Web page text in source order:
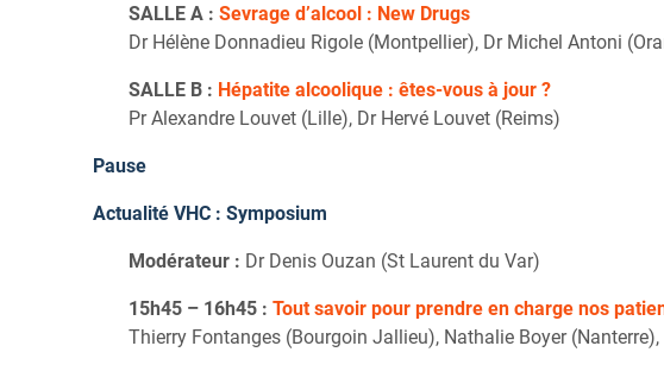
SALLE A : Sevrage d’alcool : New Drugs
Dr Hélène Donnadieu Rigole (Montpellier), Dr Michel Antoni
SALLE B : Hépatite alcoolique : êtes-vous à jour ?
Pr Alexandre Louvet (Lille), Dr Hervé Louvet (Reims)
Pause
Actualité VHC : Symposium
Modérateur : Dr Denis Ouzan (St Laurent du Var)
15h45 – 16h45 : Tout savoir pour prendre en charge nos
Thierry Fontanges (Bourgoin Jallieu), Nathalie Boyer